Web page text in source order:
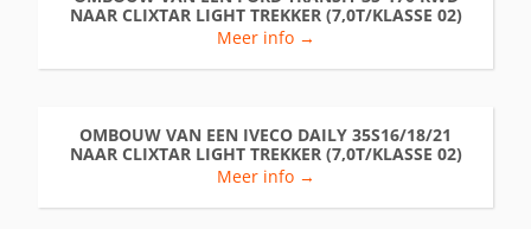
NAAR CLIXTAR LIGHT TREKKER (7,0T/KLASSE 02)
Meer info →
OMBOUW VAN EEN IVECO DAILY 35S16/18/21
NAAR CLIXTAR LIGHT TREKKER (7,0T/KLASSE 02)
Meer info →